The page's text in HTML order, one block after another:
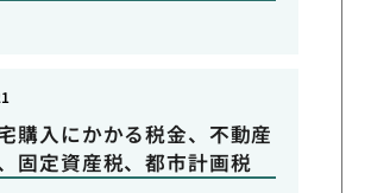
購入にかかる税金、不動産
固定資産税、都市計画税